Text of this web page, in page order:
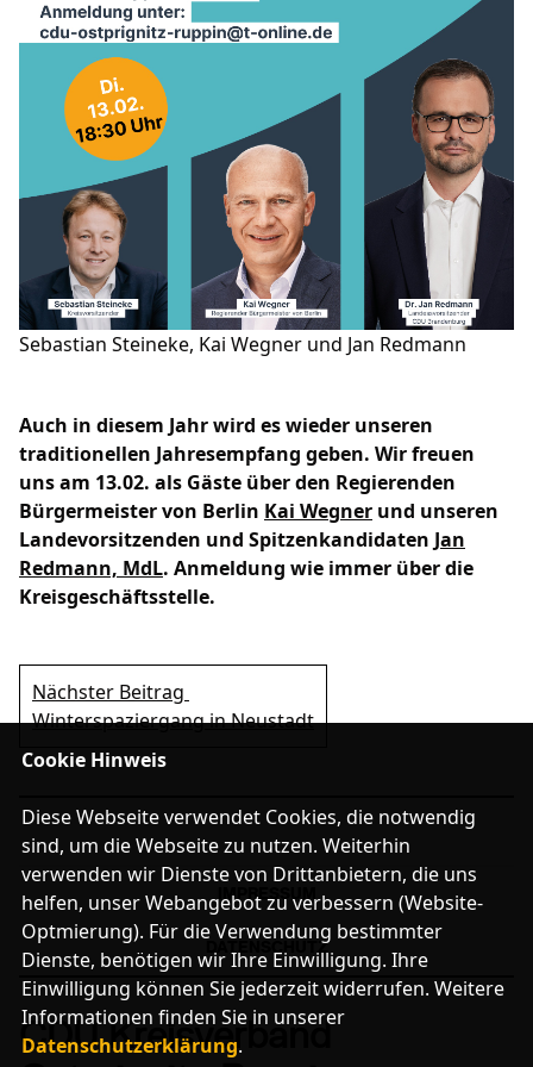
EUROPA
CDU RHEINSBERG
SENIOREN UNION OPR
JUNGE UNION OPR
FRAUEN UNION OPR
FACEBOOK-SEITE
Auch in diesem Jahr wird es wieder unseren
traditionellen Jahresempfang geben. Wir freuen
uns am 13.02. als Gäste über den Regierenden
Bürgermeister von Berlin Kai Wegner und unseren
Landevorsitzenden und Spitzenkandidaten Jan
Redmann, MdL. Anmeldung wie immer über die
Kreisgeschäftsstelle.
Nächster Beitrag
Winterspaziergang in Neustadt
Sebastian Steineke, Kai Wegner und Jan Redmann
IMPRESSUM
DATENSCHUTZ
CDU Kreisverband
Cookie Hinweis
Diese Webseite verwendet Cookies, die notwendig
sind, um die Webseite zu nutzen. Weiterhin
verwenden wir Dienste von Drittanbietern, die uns
helfen, unser Webangebot zu verbessern (Website-
Optmierung). Für die Verwendung bestimmter
Dienste, benötigen wir Ihre Einwilligung. Ihre
Einwilligung können Sie jederzeit widerrufen. Weitere
Informationen finden Sie in unserer
Datenschutzerklärung.